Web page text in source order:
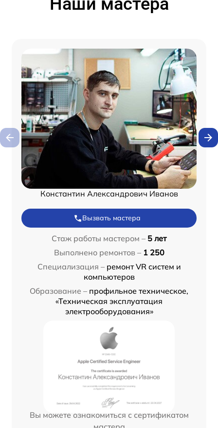
Константин Александрович Иванов
Вызвать мастера
Стаж работы мастером – 5 лет
Выполнено ремонтов – 1 250
Специализация – ремонт VR систем и
компьютеров
Образование – профильное техническое,
«Техническая эксплуатация
электрооборудования»
Вы можете ознакомиться с сертификатом